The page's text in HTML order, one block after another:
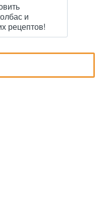
и
рецептов!